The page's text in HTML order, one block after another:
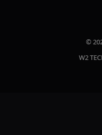
©
W2